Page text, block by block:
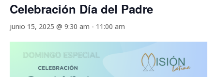
Celebración Día del Padre
junio 15, 2025 @ 9:30 am - 11:00 am